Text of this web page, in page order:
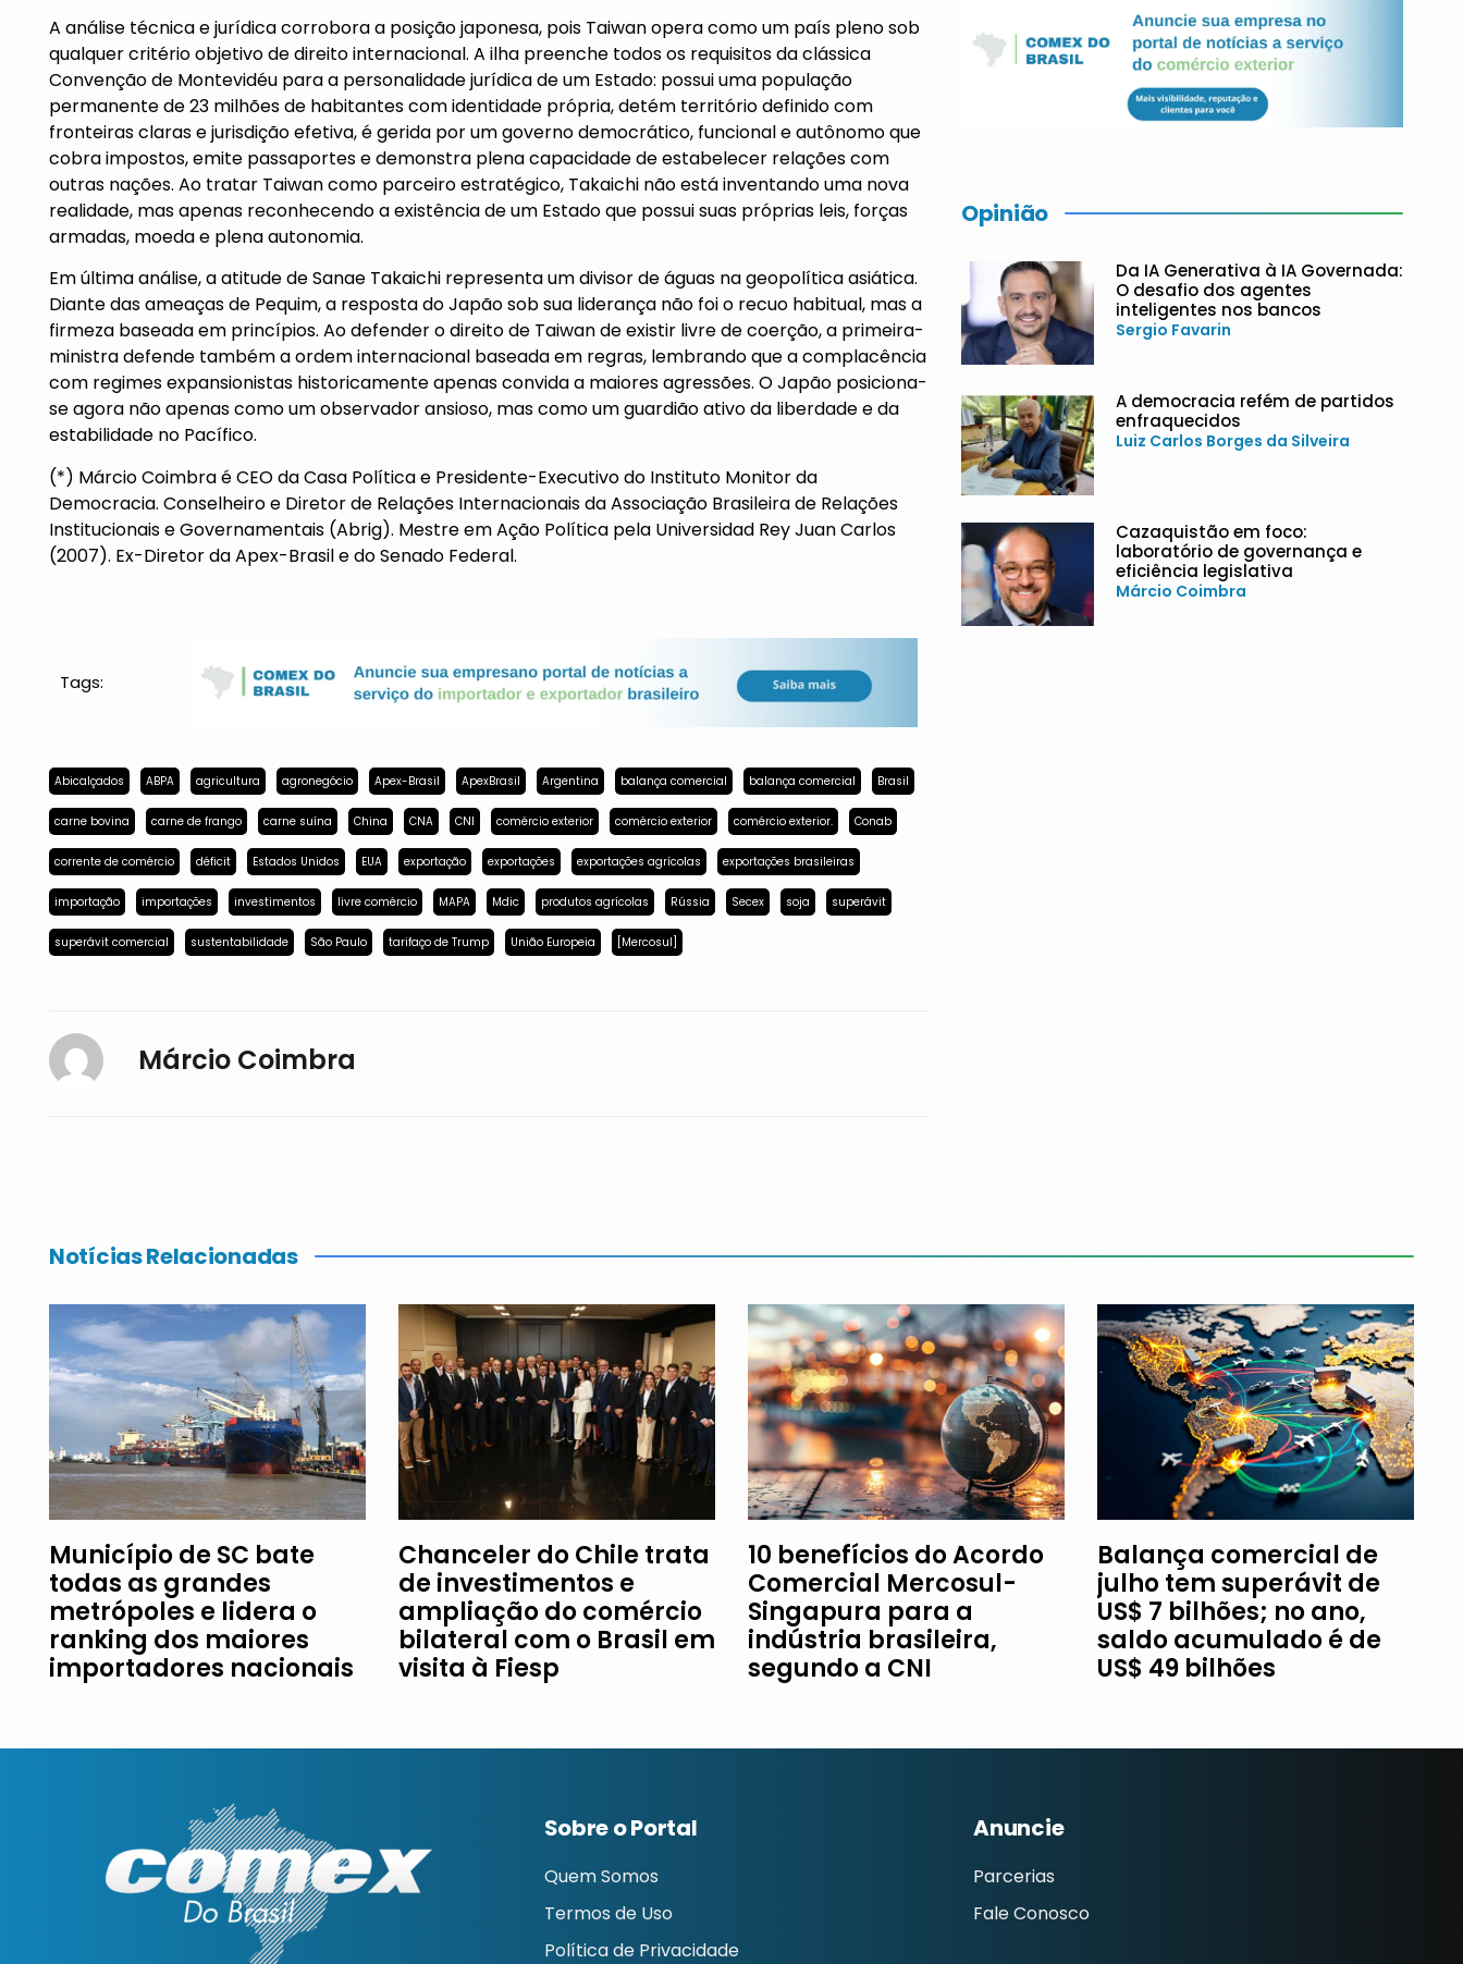
A análise técnica e jurídica corrobora a posição japonesa, pois Taiwan opera como um país pleno sob
qualquer critério objetivo de direito internacional. A ilha preenche todos os requisitos da clássica
Convenção de Montevidéu para a personalidade jurídica de um Estado: possui uma população
permanente de 23 milhões de habitantes com identidade própria, detém território definido com
fronteiras claras e jurisdição efetiva, é gerida por um governo democrático, funcional e autônomo que
cobra impostos, emite passaportes e demonstra plena capacidade de estabelecer relações com
outras nações. Ao tratar Taiwan como parceiro estratégico, Takaichi não está inventando uma nova
realidade, mas apenas reconhecendo a existência de um Estado que possui suas próprias leis, forças
armadas, moeda e plena autonomia.
Em última análise, a atitude de Sanae Takaichi representa um divisor de águas na geopolítica asiática.
Diante das ameaças de Pequim, a resposta do Japão sob sua liderança não foi o recuo habitual, mas a
firmeza baseada em princípios. Ao defender o direito de Taiwan de existir livre de coerção, a primeira-
ministra defende também a ordem internacional baseada em regras, lembrando que a complacência
com regimes expansionistas historicamente apenas convida a maiores agressões. O Japão posiciona-
se agora não apenas como um observador ansioso, mas como um guardião ativo da liberdade e da
estabilidade no Pacífico.
(*) Márcio Coimbra é CEO da Casa Política e Presidente-Executivo do Instituto Monitor da
Democracia. Conselheiro e Diretor de Relações Internacionais da Associação Brasileira de Relações
Institucionais e Governamentais (Abrig). Mestre em Ação Política pela Universidad Rey Juan Carlos
(2007). Ex-Diretor da Apex-Brasil e do Senado Federal.
Tags:
Abicalçados ABPA agricultura agronegócio Apex-Brasil ApexBrasil Argentina balança comercial balança comercial Brasil
carne bovina carne de frango carne suína China CNA CNI comércio exterior comércio exterior comércio exterior. Conab
corrente de comércio déficit Estados Unidos EUA exportação exportações exportações agrícolas exportações brasileiras
importação importações investimentos livre comércio MAPA Mdic produtos agrícolas Rússia Secex soja superávit
superávit comercial sustentabilidade São Paulo tarifaço de Trump União Europeia [Mercosul]
Márcio Coimbra
Opinião
Da IA Generativa à IA Governada:
O desafio dos agentes
inteligentes nos bancos
Sergio Favarin
A democracia refém de partidos
enfraquecidos
Luiz Carlos Borges da Silveira
Cazaquistão em foco:
laboratório de governança e
eficiência legislativa
Márcio Coimbra
Notícias Relacionadas
Município de SC bate
todas as grandes
metrópoles e lidera o
ranking dos maiores
importadores nacionais
Chanceler do Chile trata
de investimentos e
ampliação do comércio
bilateral com o Brasil em
visita à Fiesp
10 benefícios do Acordo
Comercial Mercosul-
Singapura para a
indústria brasileira,
segundo a CNI
Balança comercial de
julho tem superávit de
US$ 7 bilhões; no ano,
saldo acumulado é de
US$ 49 bilhões
Sobre o Portal
Quem Somos
Termos de Uso
Política de Privacidade
Anuncie
Parcerias
Fale Conosco